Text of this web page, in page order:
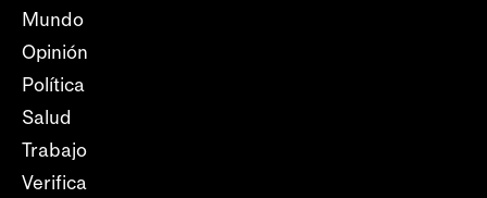
Mundo
Opinión
Política
Salud
Trabajo
Verifica